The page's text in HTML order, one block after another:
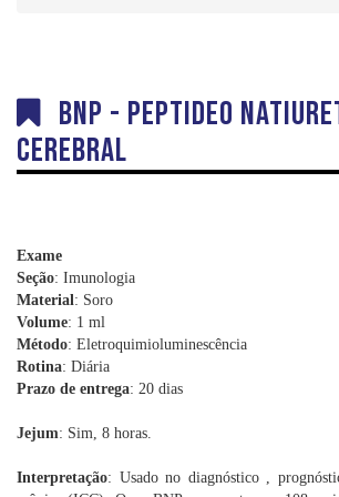
DNA
Sexagem Fetal
Teste do Pezinho
Labkids
Convênios
Trabalhe Conosco
BNP - Peptideo
Cerebral
Exame
Seção: Imunologia
Material: Soro
Volume: 1 ml
Método: Eletroquimioluminescência
Rotina: Diária
Prazo de entrega: 20 dias
Jejum: Sim, 8 horas.
Interpretação: Usado no diagnóstico ,